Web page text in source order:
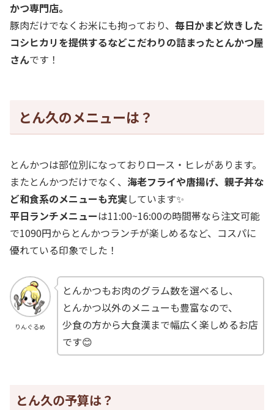
かつ専門店。
豚肉だけでなくお米にも拘っており、 毎日かまど炊きした
コシヒカリを提供するなどこだわりの詰まったとんかつ屋
さんです！
とん久のメニューは？
とんかつは部位別になっておりロース・ヒレがあります。
またとんかつだけでなく、 海老フライや唐揚げ、親子丼な
ど和食系のメニューも充実しています✨
平日ランチメニューは11:00~16:00の時間帯なら注文可能
で1090円からとんかつランチが楽しめるなど、コスパに
優れている印象でした！
りんぐるめ
とんかつもお肉のグラム数を選べるし、
とんかつ以外のメニューも豊富なので、
少食の方から大食漢まで幅広く楽しめるお店
です😊
とん久の予算は？